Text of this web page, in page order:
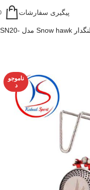
پیگیری سفارشات
سرشعله شلنگدار Snow hawk مدل SN20-
ناموجو
د